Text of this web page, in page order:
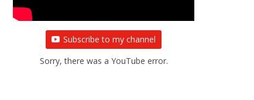
Subscribe to my channel
Sorry, there was a YouTube error.